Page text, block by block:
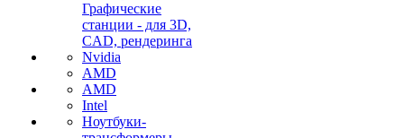
Графические
станции - для 3D,
CAD, рендеринга
Nvidia
AMD
AMD
Intel
Ноутбуки-